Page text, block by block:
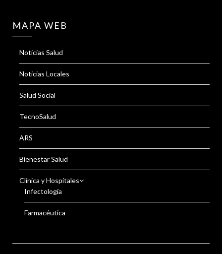
MAPA WEB
Noticias Salud
Noticias Locales
Salud Social
TecnoSalud
ARS
Bienestar Salud
Clínica y Hospitales
Infectología
Farmacéutica